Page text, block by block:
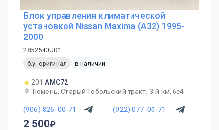
Блок управления климатической
установкой Nissan Maxima (A32) 1995-
2000
2852540U01
б.у. оригинал
в наличии
201 AMC72
Тюмень, Старый Тобольский тракт, 3-й км, 6с4
(906) 826-00-71 (922) 077-00-71
2 500